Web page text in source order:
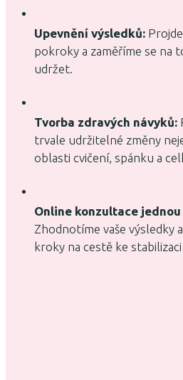
Upevnění výsledků:
pokroky a zaměříme se na
udržet.
Tvorba zdravých návyků:
trvale udržitelné změny
oblasti cvičení, spánku a
Online konzultace jednou
Zhodnotíme vaše výsledky
kroky na cestě ke stabilizaci